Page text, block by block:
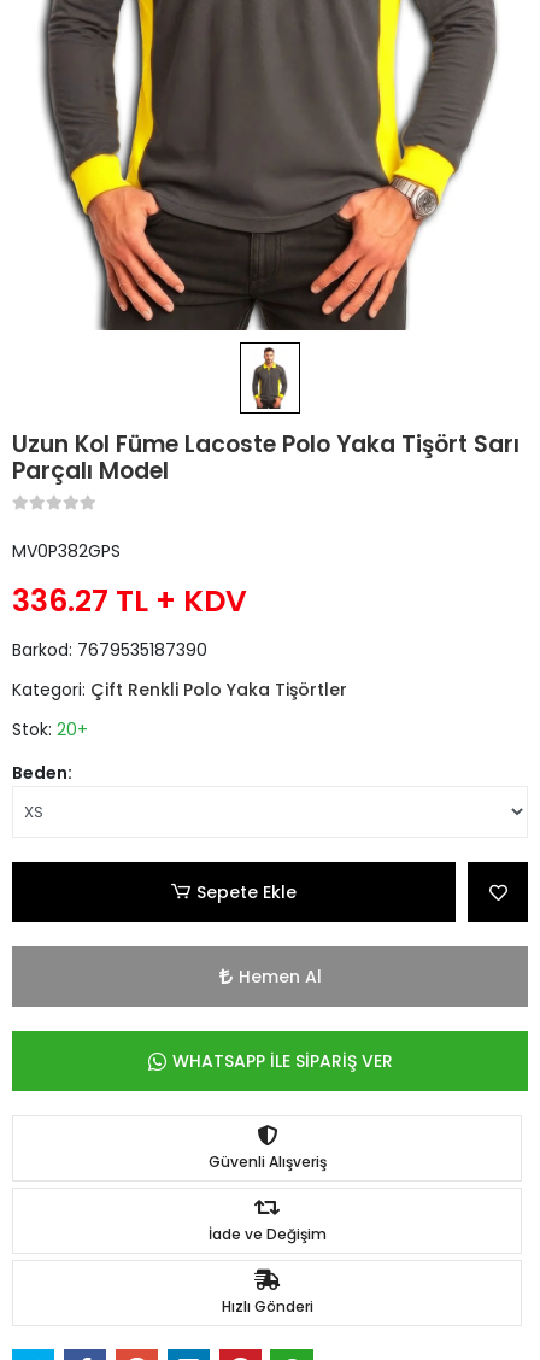
Uzun Kol Füme Lacoste Polo Yaka Tişört Sarı
Parçalı Model
MV0P382GPS
336.27 TL + KDV
Barkod: 7679535187390
Kategori: Çift Renkli Polo Yaka Tişörtler
Stok: 20+
Beden:
Sepete Ekle
Hemen Al
WHATSAPP İLE SİPARİŞ VER
Güvenli Alışveriş
İade ve Değişim
Hızlı Gönderi